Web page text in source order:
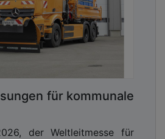
für kommunale
der Weltleitmesse für